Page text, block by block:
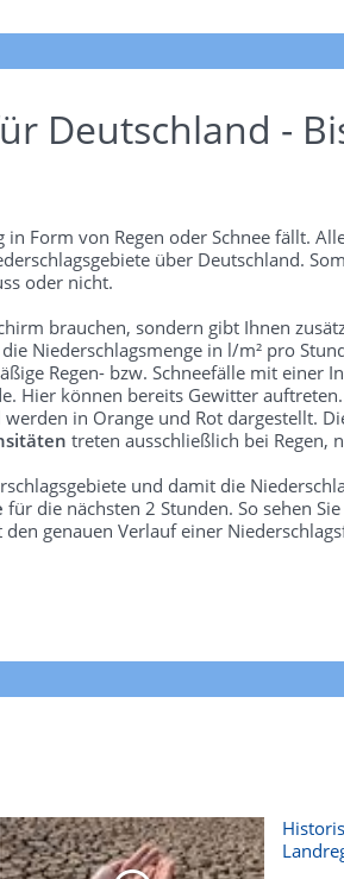
Deutschland -
Form von Regen oder Schnee fällt.
über Deutschland.
oder nicht.
brauchen, sondern gibt Ihnen
Niederschlagsmenge in l/m² pro
Regen- bzw. Schneefälle mit einer
Hier können bereits Gewitter
in Orange und Rot dargestellt.
treten ausschließlich bei Regen,
und damit die
für die nächsten 2 Stunden. So sehen
genauen Verlauf einer